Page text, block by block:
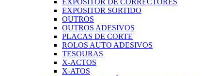
EXPOSITOR SORTIDO
OUTROS
OUTROS ADESIVOS
PLACAS DE CORTE
ROLOS AUTO ADESIVOS
TESOURAS
X-ACTOS
X-ATOS